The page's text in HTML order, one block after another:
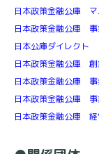
日本政策金融公庫 マ
日本政策金融公庫
日本公庫ダイレクト
日本政策金融公庫 創
日本政策金融公庫
日本政策金融公庫 事
日本政策金融公庫